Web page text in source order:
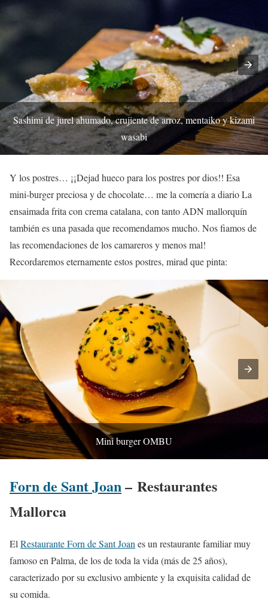
Sashimi de jurel ahumado, crujiente de arroz, mentaiko y kizami
wasabi
Y los postres… ¡¡Dejad hueco para los postres por dios!! Esa
mini-burger preciosa y de chocolate… me la comería a diario La
ensaimada frita con crema catalana, con tanto ADN mallorquín
también es una pasada que recomendamos mucho. Nos fiamos de
las recomendaciones de los camareros y menos mal!
Recordaremos eternamente estos postres, mirad que pinta:
Mini burger OMBU
Forn de Sant Joan– Restaurantes
Mallorca
ElRestaurante Forn de Sant Joanes un restaurante familiar muy
famoso en Palma, de los de toda la vida (más de 25 años),
caracterizado por su exclusivo ambiente y la exquisita calidad de
su comida.